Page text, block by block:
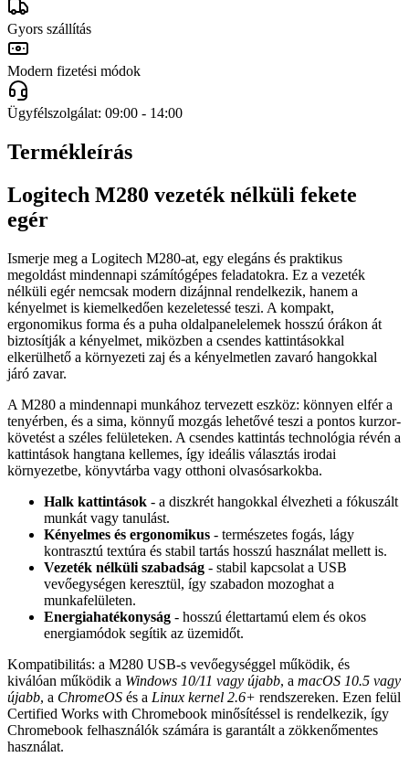
Gyors szállítás
Modern fizetési módok
Ügyfélszolgálat: 09:00 - 14:00
Termékleírás
Logitech M280 vezeték nélküli fekete
egér
Ismerje meg a Logitech M280-at, egy elegáns és praktikus
megoldást mindennapi számítógépes feladatokra. Ez a vezeték
nélküli egér nemcsak modern dizájnnal rendelkezik, hanem a
kényelmet is kiemelkedően kezeletessé teszi. A kompakt,
ergonomikus forma és a puha oldalpanelelemek hosszú órákon át
biztosítják a kényelmet, miközben a csendes kattintásokkal
elkerülhető a környezeti zaj és a kényelmetlen zavaró hangokkal
járó zavar.
A M280 a mindennapi munkához tervezett eszköz: könnyen elfér a
tenyérben, és a sima, könnyű mozgás lehetővé teszi a pontos kurzor-
követést a széles felületeken. A csendes kattintás technológia révén a
kattintások hangtana kellemes, így ideális választás irodai
környezetbe, könyvtárba vagy otthoni olvasósarkokba.
Halk kattintások - a diszkrét hangokkal élvezheti a fókuszált
munkát vagy tanulást.
Kényelmes és ergonomikus - természetes fogás, lágy
kontrasztú textúra és stabil tartás hosszú használat mellett is.
Vezeték nélküli szabadság - stabil kapcsolat a USB
vevőegységen keresztül, így szabadon mozoghat a
munkafelületen.
Energiahatékonyság - hosszú élettartamú elem és okos
energiamódok segítik az üzemidőt.
Kompatibilitás: a M280 USB-s vevőegységgel működik, és
kiválóan működik a Windows 10/11 vagy újabb, a macOS 10.5 vagy
újabb, a ChromeOS és a Linux kernel 2.6+ rendszereken. Ezen felül
Certified Works with Chromebook minősítéssel is rendelkezik, így
Chromebook felhasználók számára is garantált a zökkenőmentes
használat.